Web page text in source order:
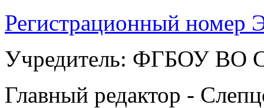
Регистрационный
Учредитель: ФГБОУ ВО
Главный редактор -